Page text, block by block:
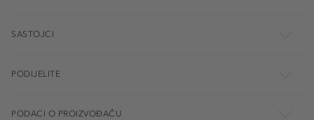
SASTOJCI
PODIJELITE
PODACI O PROIZVOĐAČU